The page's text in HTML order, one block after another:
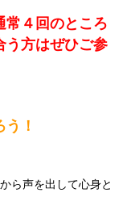
４回のところ
う方はぜひご参
！
ら声を出して心身と